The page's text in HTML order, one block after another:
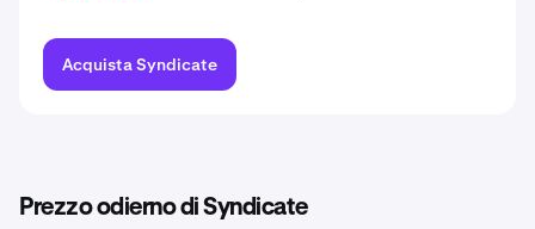
Acquista Syndicate
Prezzo odierno di Syndicate